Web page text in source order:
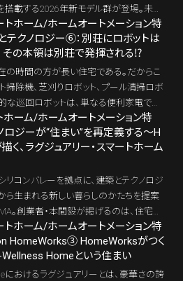
搭載する2026年新モデル群が登場。未来
変させる“階段を上る”コンセプトモデルの
あり、我々のライフスタイルを次のステ
プロダクトがお目見えした。
トホーム/ホームオートメーション特
テクノロジー⑥：別荘にロボットは
その本領は別荘で発揮される⁉
の時間の方が長い住宅である。だからこ
掃除機、芝刈りロボット、プール清掃ロボ
な巡回ロボットは、単なる便利家電では
時の住まいを整え続ける住宅インフラにな
ットと別荘管理の相性を、建築統合型ス
ムの視点から考える。
ホーム/ホームオートメーション特
ロジーが“住まい”を再定義する～H
く、ラグジュアリー・スマートホーム
リコンバレーを拠点に、建築とテクノロジ
ら生まれる新しい暮らしのかたちを提案
。創業者・本間毅が掲げるのは、住宅を
ドウェア」としてではなく、「OS＝オペレ
ステム」として再定義する構想だ。 2025
いに日本市場での展開を開始。東京・六
ルームで体験したのは、照明・シェードが
トホーム/ホームオートメーション特
HomeWorks③ HomeWorksがつく
Homeという住まい
におけるラグジュアリーとは、豪華さの誇